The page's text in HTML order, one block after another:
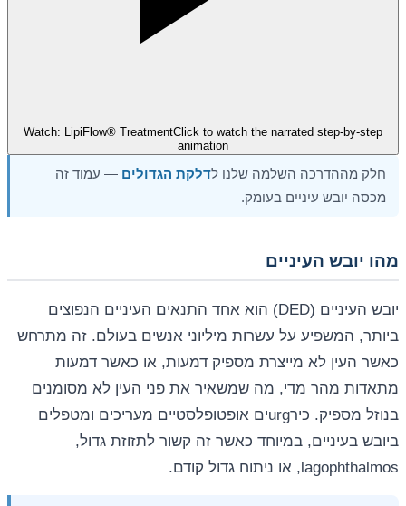
Watch: LipiFlow® TreatmentClick to watch the narrated step-by-step
animation
חלק מההדרכה השלמה שלנו לדלקת הגדולים — עמוד זה
מכסה יובש עיניים בעומק.
מהו יובש העיניים
יובש העיניים (DED) הוא אחד התנאים העיניים הנפוצים
ביותר, המשפיע על עשרות מיליוני אנשים בעולם. זה מתרחש
כאשר העין לא מייצרת מספיק דמעות, או כאשר דמעות
מתאדות מהר מדי, מה שמשאיר את פני העין לא מסומנים
בנוזל מספיק. כירurgים אופטופלסטיים מעריכים ומטפלים
ביובש בעיניים, במיוחד כאשר זה קשור לתזוזת גדול,
lagophthalmos, או ניתוח גדול קודם.